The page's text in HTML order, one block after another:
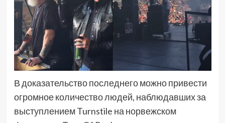
В доказательство последнего можно привести
огромное количество людей, наблюдавших за
выступлением Turnstile на норвежском